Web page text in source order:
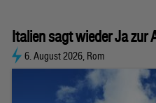
Italien sagt wieder Ja zur
6. August 2026, Rom